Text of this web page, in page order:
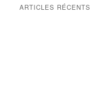
ARTICLES RÉCENTS